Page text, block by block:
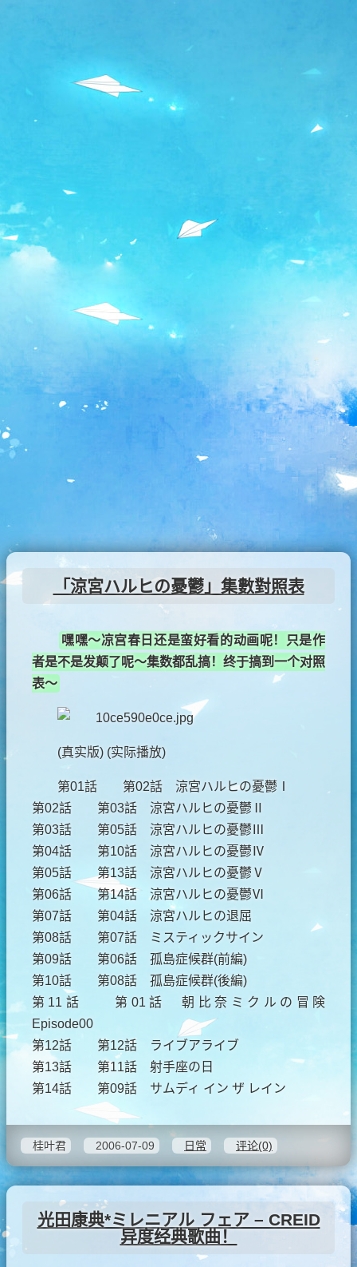
Next
「涼宮ハルヒの憂鬱」集數對照表
嘿嘿～凉宫春日还是蛮好看的动画呢！只是作
者是不是发颠了呢～集数都乱搞！终于搞到一个对照
表～
(真实版) (实际播放)
第01話 第02話 涼宮ハルヒの憂鬱Ⅰ
第02話 第03話 涼宮ハルヒの憂鬱Ⅱ
第03話 第05話 涼宮ハルヒの憂鬱Ⅲ
第04話 第10話 涼宮ハルヒの憂鬱Ⅳ
第05話 第13話 涼宮ハルヒの憂鬱Ⅴ
第06話 第14話 涼宮ハルヒの憂鬱Ⅵ
第07話 第04話 涼宮ハルヒの退屈
第08話 第07話 ミスティックサイン
第09話 第06話 孤島症候群(前編)
第10話 第08話 孤島症候群(後編)
第11話 第01話 朝比奈ミクルの冒険
Episode00
第12話 第12話 ライブアライブ
第13話 第11話 射手座の日
第14話 第09話 サムディ イン ザ レイン
桂叶君 2006-07-09 日常 评论(0)
光田康典*ミレニアル フェア – CREID
异度经典歌曲！